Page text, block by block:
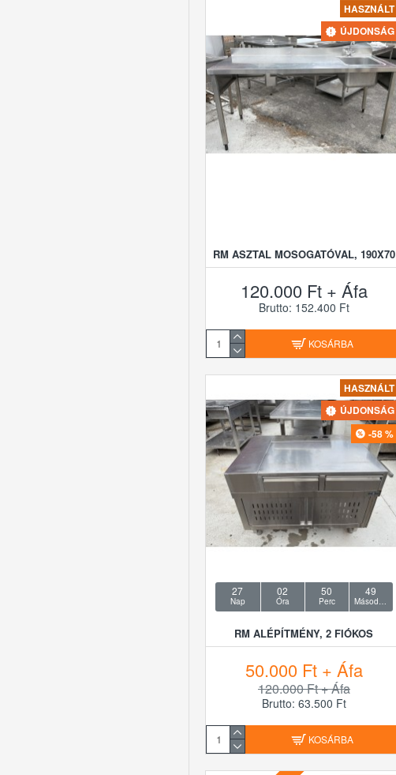
HASZNÁLT
ÚJDONSÁG
RM ASZTAL MOSOGATÓVAL, 190X70
120.000 Ft + Áfa
Brutto: 152.400 Ft
KOSÁRBA
HASZNÁLT
ÚJDONSÁG
-58 %
27
Nap
02
Óra
50
Perc
48
Másodperc
RM ALÉPÍTMÉNY, 2 FIÓKOS
50.000 Ft + Áfa
120.000 Ft + Áfa
Brutto: 63.500 Ft
KOSÁRBA